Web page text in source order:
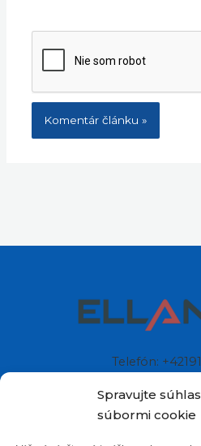
Spravujte
súbormi cookie
Telefón: